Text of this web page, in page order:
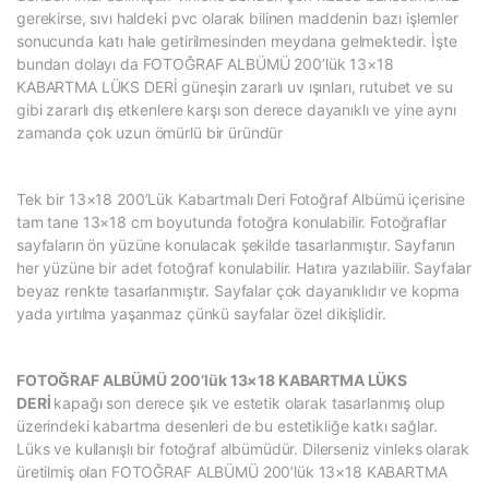
gerekirse, sıvı haldeki pvc olarak bilinen maddenin bazı işlemler
sonucunda katı hale getirilmesinden meydana gelmektedir. İşte
bundan dolayı da FOTOĞRAF ALBÜMÜ 200’lük 13×18
KABARTMA LÜKS DERİ güneşin zararlı uv ışınları, rutubet ve su
gibi zararlı dış etkenlere karşı son derece dayanıklı ve yine aynı
zamanda çok uzun ömürlü bir üründür
Tek bir 13×18 200’Lük Kabartmalı Deri Fotoğraf Albümü içerisine
tam tane 13×18 cm boyutunda fotoğra konulabilir. Fotoğraflar
sayfaların ön yüzüne konulacak şekilde tasarlanmıştır. Sayfanın
her yüzüne bir adet fotoğraf konulabilir. Hatıra yazılabilir. Sayfalar
beyaz renkte tasarlanmıştır. Sayfalar çok dayanıklıdır ve kopma
yada yırtılma yaşanmaz çünkü sayfalar özel dikişlidir.
FOTOĞRAF ALBÜMÜ 200’lük 13×18 KABARTMA LÜKS
DERİ kapağı son derece şık ve estetik olarak tasarlanmış olup
üzerindeki kabartma desenleri de bu estetikliğe katkı sağlar.
Lüks ve kullanışlı bir fotoğraf albümüdür. Dilerseniz vinleks olarak
üretilmiş olan FOTOĞRAF ALBÜMÜ 200’lük 13×18 KABARTMA